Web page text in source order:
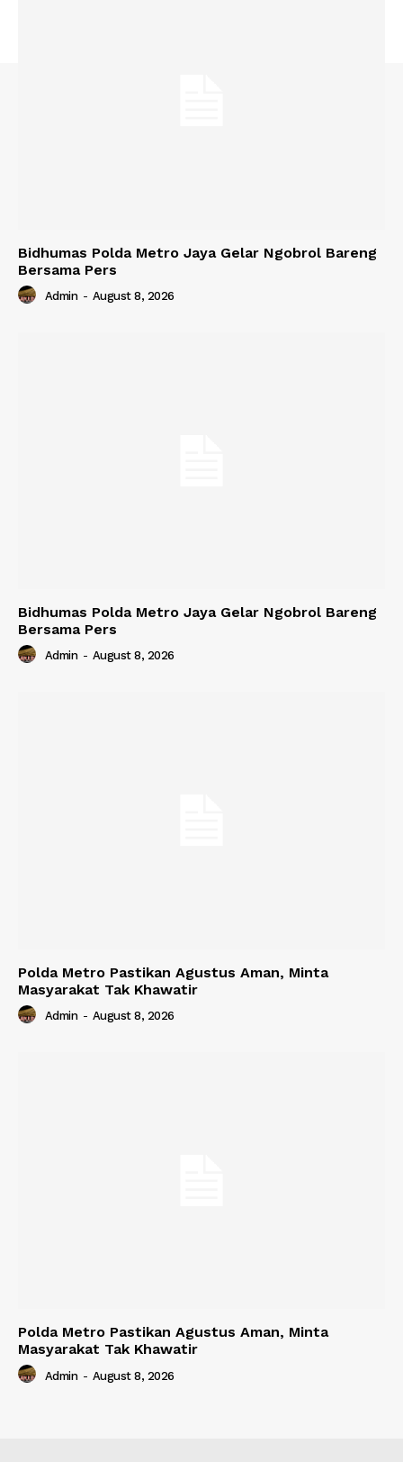
Bidhumas Polda Metro Jaya Gelar Ngobrol Bareng
Bersama Pers
Admin - August 8, 2026
Bidhumas Polda Metro Jaya Gelar Ngobrol Bareng
Bersama Pers
Admin - August 8, 2026
Polda Metro Pastikan Agustus Aman, Minta
Masyarakat Tak Khawatir
Admin - August 8, 2026
Polda Metro Pastikan Agustus Aman, Minta
Masyarakat Tak Khawatir
Admin - August 8, 2026